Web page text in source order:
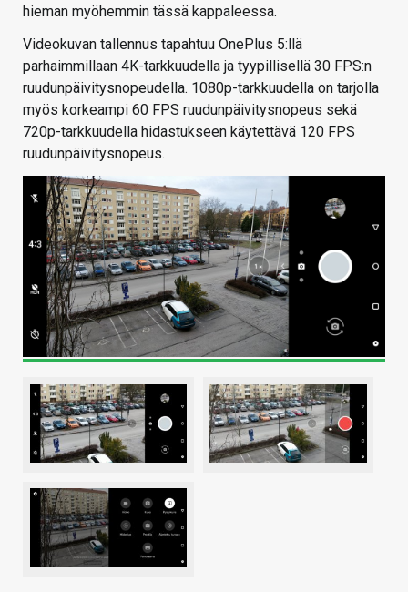
hieman myöhemmin tässä kappaleessa.
Videokuvan tallennus tapahtuu OnePlus 5:llä
parhaimmillaan 4K-tarkkuudella ja tyypillisellä 30 FPS:n
ruudunpäivitysnopeudella. 1080p-tarkkuudella on tarjolla
myös korkeampi 60 FPS ruudunpäivitysnopeus sekä
720p-tarkkuudella hidastukseen käytettävä 120 FPS
ruudunpäivitysnopeus.